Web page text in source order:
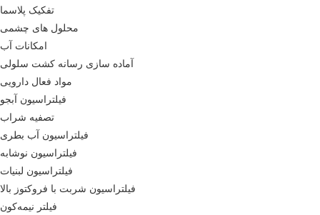
تفکیک پلاسما
محلول های چشمی
امکانات آب
آماده سازی رسانه کشت سلولی
مواد فعال دارویی
فیلتراسیون آبجو
تصفیه شراب
فیلتراسیون آب بطری
فیلتراسیون نوشابه
فیلتراسیون لبنیات
فیلتراسیون شربت با فروکتوز بالا
فیلتر نیمه‌کون